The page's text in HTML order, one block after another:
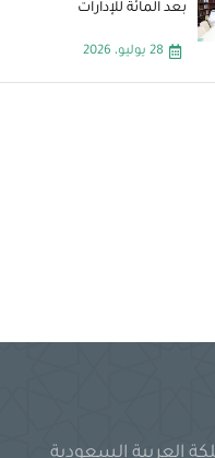
بعد المائة للإدارات
28 يوليو، 2026